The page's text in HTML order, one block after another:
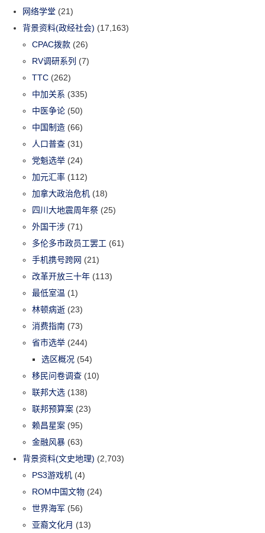
网络学堂 (21)
背景资料(政经社会) (17,163)
CPAC拨款 (26)
RV调研系列 (7)
TTC (262)
中加关系 (335)
中医争论 (50)
中国制造 (66)
人口普查 (31)
党魁选举 (24)
加元汇率 (112)
加拿大政治危机 (18)
四川大地震周年祭 (25)
外国干涉 (71)
多伦多市政员工罢工 (61)
手机携号跨网 (21)
改革开放三十年 (113)
最低室温 (1)
林顿病逝 (23)
消费指南 (73)
省市选举 (244)
选区概况 (54)
移民问卷调查 (10)
联邦大选 (138)
联邦预算案 (23)
赖昌星案 (95)
金融风暴 (63)
背景资料(文史地理) (2,703)
PS3游戏机 (4)
ROM中国文物 (24)
世界海军 (56)
亚裔文化月 (13)